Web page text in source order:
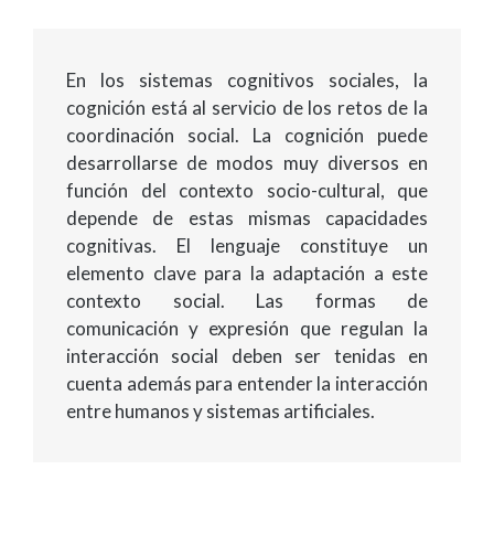
En los sistemas cognitivos sociales, la
cognición está al servicio de los retos de la
coordinación social. La cognición puede
desarrollarse de modos muy diversos en
función del contexto socio-cultural, que
depende de estas mismas capacidades
cognitivas. El lenguaje constituye un
elemento clave para la adaptación a este
contexto social. Las formas de
comunicación y expresión que regulan la
interacción social deben ser tenidas en
cuenta además para entender la interacción
entre humanos y sistemas artificiales.